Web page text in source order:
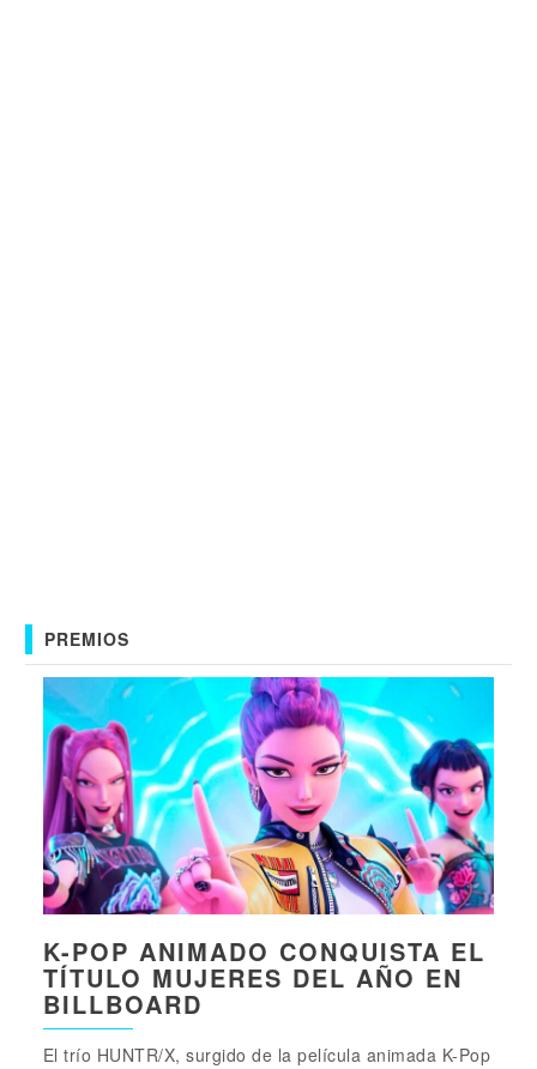
PREMIOS
K-POP ANIMADO CONQUISTA EL
TÍTULO MUJERES DEL AÑO EN
BILLBOARD
El trío HUNTR/X, surgido de la película animada K-Pop